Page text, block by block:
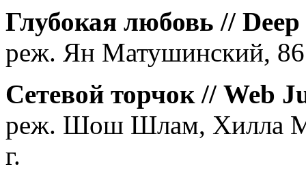
Глубокая любовь //
реж. Ян Матушинский,
Сетевой торчок // Web
реж. Шош Шлам, Хилла
г.